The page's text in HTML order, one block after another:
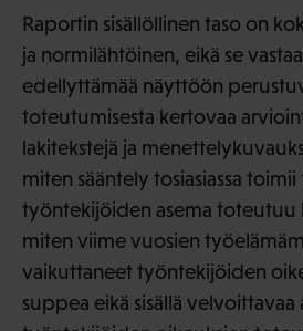
Raportin sisällöllinen taso on
ja normilähtöinen, eikä se
edellyttämää näyttöön
toteutumisesta kertovaa
lakitekstejä ja
miten sääntely tosiasiassa
työntekijöiden asema toteutuu
miten viime vuosien
vaikuttaneet työntekijöiden
suppea eikä sisällä velvoittavaa